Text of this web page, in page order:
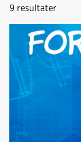
9 resultater